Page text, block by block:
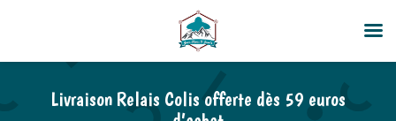
Livraison Relais Colis offerte dès 59 euros